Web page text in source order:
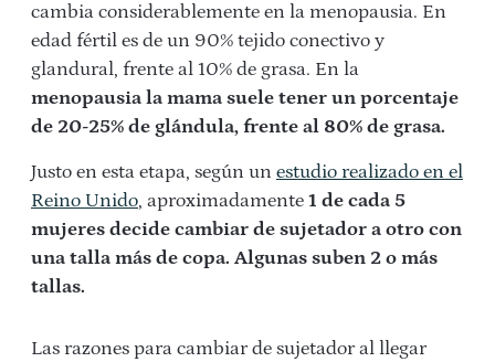
cambia considerablemente en la menopausia. En
edad fértil es de un 90% tejido conectivo y
glandural, frente al 10% de grasa. En la
menopausia la mama suele tener un porcentaje
de 20-25% de glándula, frente al 80% de grasa.
Justo en esta etapa, según un estudio realizado en el
Reino Unido, aproximadamente 1 de cada 5
mujeres decide cambiar de sujetador a otro con
una talla más de copa. Algunas suben 2 o más
tallas.
Las razones para cambiar de sujetador al llegar